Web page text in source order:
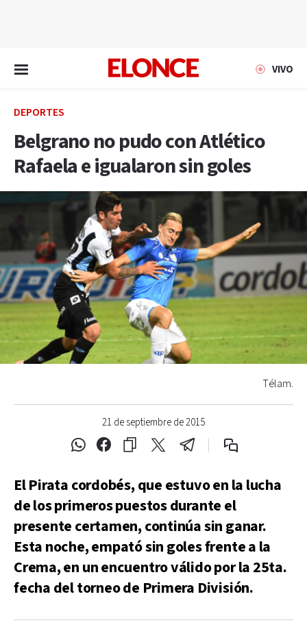
VIVO
DEPORTES
Belgrano no pudo con Atlético
Rafaela e igualaron sin goles
21 de septiembre de 2015
Télam.
El Pirata cordobés, que estuvo en la lucha
de los primeros puestos durante el
presente certamen, continúa sin ganar.
Esta noche, empató sin goles frente a la
Crema, en un encuentro válido por la 25ta.
fecha del torneo de Primera División.